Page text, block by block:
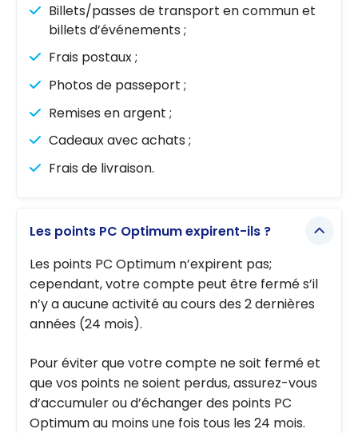
Billets/passes de transport en commun et
billets d’événements ;
Frais postaux ;
Photos de passeport ;
Remises en argent ;
Cadeaux avec achats ;
Frais de livraison.
Les points PC Optimum expirent-ils ?
Les points PC Optimum n’expirent pas;
cependant, votre compte peut être fermé s’il
n’y a aucune activité au cours des 2 dernières
années (24 mois).
Pour éviter que votre compte ne soit fermé et
que vos points ne soient perdus, assurez-vous
d’accumuler ou d’échanger des points PC
Optimum au moins une fois tous les 24 mois.